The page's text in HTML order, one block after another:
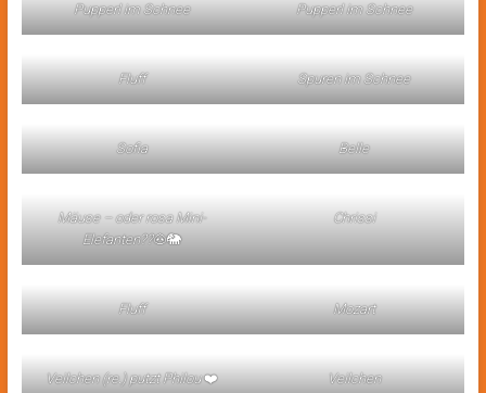
Pupperl im Schnee Pupperl im Schnee
Fluff Spuren im Schnee
Sofia Belle
Mäuse – oder rosa Mini-
Elefanten??🐽🐘
Chrissi
Fluff Mozart
Veilchen (re.) putzt Philou❤️ Veilchen